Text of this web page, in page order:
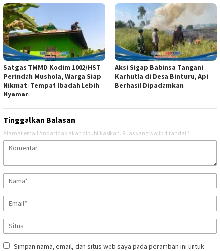
Satgas TMMD Kodim 1002/HST
Perindah Mushola, Warga Siap
Nikmati Tempat Ibadah Lebih
Nyaman
Aksi Sigap Babinsa Tangani
Karhutla di Desa Binturu, Api
Berhasil Dipadamkan
Tinggalkan Balasan
Alamat email Anda tidak akan dipublikasikan. Ruas yang wajib ditandai *
Simpan nama, email, dan situs web saya pada peramban ini untuk